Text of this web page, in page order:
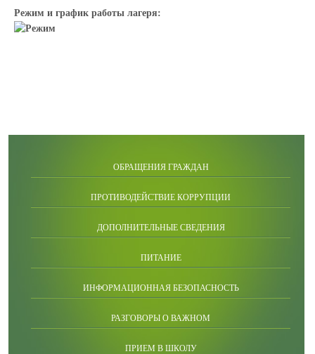
Режим и график работы лагеря:
ОБРАЩЕНИЯ ГРАЖДАН
ПРОТИВОДЕЙСТВИЕ КОРРУПЦИИ
ДОПОЛНИТЕЛЬНЫЕ СВЕДЕНИЯ
ПИТАНИЕ
ИНФОРМАЦИОННАЯ БЕЗОПАСНОСТЬ
РАЗГОВОРЫ О ВАЖНОМ
ПРИЕМ В ШКОЛУ